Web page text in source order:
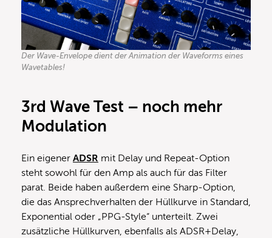
Der Wave-Envelope dient der Animation der Waveforms eines
Wavetables!
3rd Wave Test – noch mehr
Modulation
Ein eigener ADSR mit Delay und Repeat-Option
steht sowohl für den Amp als auch für das Filter
parat. Beide haben außerdem eine Sharp-Option,
die das Ansprechverhalten der Hüllkurve in Standard,
Exponential oder „PPG-Style“ unterteilt. Zwei
zusätzliche Hüllkurven, ebenfalls als ADSR+Delay,